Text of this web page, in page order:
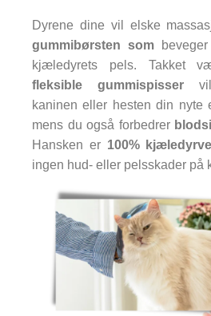
Dyrene dine vil elske
gummibørsten som
kjæledyrets pels. Takket
fleksible gummispisser vil
kaninen eller hesten din nyte
mens du også forbedrer
Hansken er 100%
ingen hud- eller pelsskader på